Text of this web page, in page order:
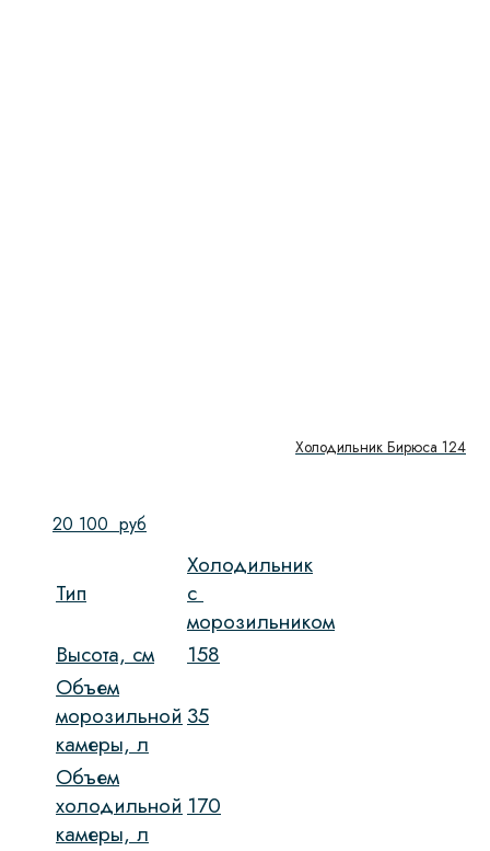
Холодильник Бирюса 124
20 100 руб
Тип
Холодильник
c
морозильником
Высота, см
158
Объем
морозильной
камеры, л
35
Объем
холодильной
камеры, л
170